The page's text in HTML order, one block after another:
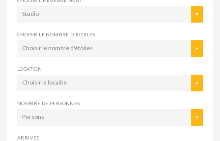
Studio
CHOISIR LE NOMBRE D'ÉTOILES
Choisir le nombre d'étoiles
LOCATION
Choisir la localite
NOMBRE DE PERSONNES
Persons
ARRIVÉE